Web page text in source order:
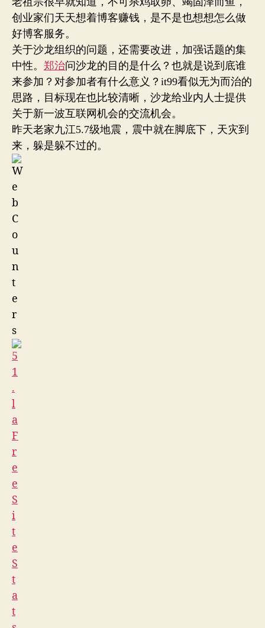
创业家们天天想着博客赚钱，是不是也想想怎么做
好博客服务。
关于沙龙组织的问题，还需要改进，加强话题的集
中性。 郑治问沙龙的目的是什么？也就是说到底谁
来参加？对参加者有什么意义？it99看似无为而治的
思路，目标现在也比较清晰，沙龙给业内人士提供
关于新一波互联网机会的交流机会。
昨天老家九江5.7级地震，震中就在脚底下，天灾到
来，躲是躲不过的。